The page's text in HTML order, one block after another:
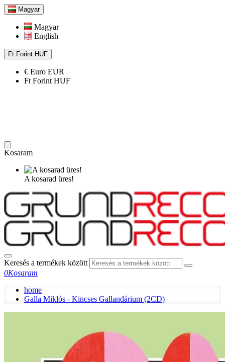
Magyar
Magyar
English
Ft Forint HUF
€ Euro EUR
Ft Forint HUF
Kosaram
A kosarad üres!
Keresés a termékek között
0Kosaram
home
Galla Miklós - Kincses Gallandárium (2CD)